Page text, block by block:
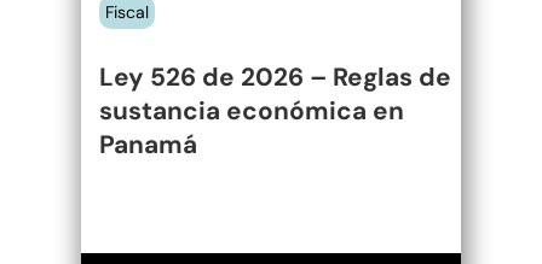
Fiscal
Ley 526 de 2026 – Reglas de
sustancia económica en
Panamá